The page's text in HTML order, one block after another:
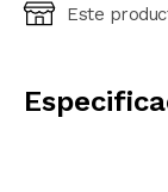
Ingresá
Este